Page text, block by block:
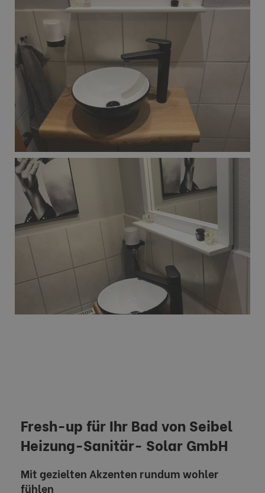
Fresh-up für Ihr Bad von Seibel
Heizung-Sanitär- Solar GmbH
Mit gezielten Akzenten rundum wohler
fühlen